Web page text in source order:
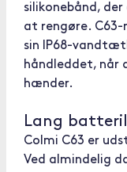
silikonebånd,
at rengøre. C63-
sin IP68-
håndleddet, når
hænder.
Lang
Colmi C63 er
Ved almindelig